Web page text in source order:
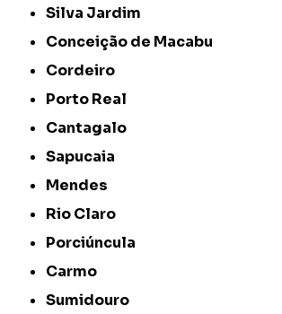
Silva Jardim
Conceição de Macabu
Cordeiro
Porto Real
Cantagalo
Sapucaia
Mendes
Rio Claro
Porciúncula
Carmo
Sumidouro